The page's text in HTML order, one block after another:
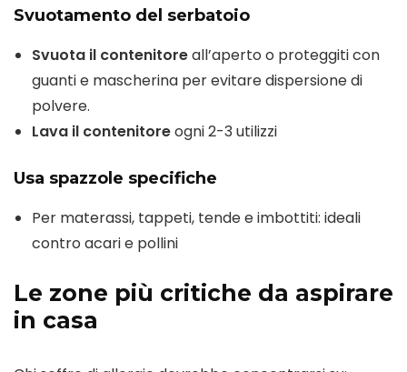
Svuotamento del serbatoio
Svuota il contenitoreall’aperto o proteggiti con
guanti e mascherina per evitare dispersione di
polvere.
Lava il contenitoreogni 2-3 utilizzi
Usa spazzole specifiche
Per materassi, tappeti, tende e imbottiti: ideali
contro acari e pollini
Le zone più critiche da aspirare
in casa